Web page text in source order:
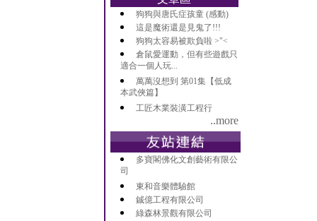
狗狗與唐氏症孩童 (感動)
這是魔術還是見鬼了!!!
狗狗太容易被欺負啦 >"<
倉鼠愛運動，但有些遊戲只
適合一個人玩...
萬萬沒想到 第01集【低成
本武俠篇】
工匠木業裝潢工程行
..more
多寶閣佛化文創藝術有限公
司
東和音樂體驗館
鋮億工程有限公司
綠森林景觀有限公司